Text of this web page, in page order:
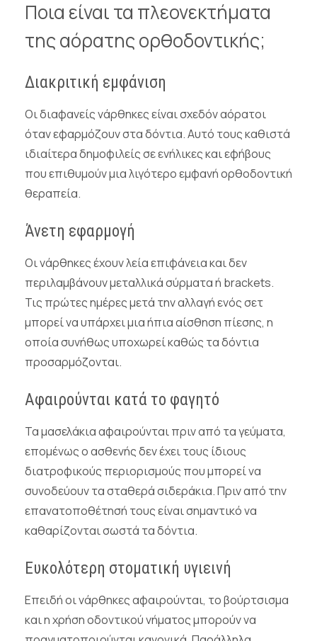
Ποια είναι τα πλεονεκτήματα
της αόρατης ορθοδοντικής;
Διακριτική εμφάνιση
Οι διαφανείς νάρθηκες είναι σχεδόν αόρατοι
όταν εφαρμόζουν στα δόντια. Αυτό τους καθιστά
ιδιαίτερα δημοφιλείς σε ενήλικες και εφήβους
που επιθυμούν μια λιγότερο εμφανή ορθοδοντική
θεραπεία.
Άνετη εφαρμογή
Οι νάρθηκες έχουν λεία επιφάνεια και δεν
περιλαμβάνουν μεταλλικά σύρματα ή brackets.
Τις πρώτες ημέρες μετά την αλλαγή ενός σετ
μπορεί να υπάρχει μια ήπια αίσθηση πίεσης, η
οποία συνήθως υποχωρεί καθώς τα δόντια
προσαρμόζονται.
Αφαιρούνται κατά το φαγητό
Τα μασελάκια αφαιρούνται πριν από τα γεύματα,
επομένως ο ασθενής δεν έχει τους ίδιους
διατροφικούς περιορισμούς που μπορεί να
συνοδεύουν τα σταθερά σιδεράκια. Πριν από την
επανατοποθέτησή τους είναι σημαντικό να
καθαρίζονται σωστά τα δόντια.
Ευκολότερη στοματική υγιεινή
Επειδή οι νάρθηκες αφαιρούνται, το βούρτσισμα
και η χρήση οδοντικού νήματος μπορούν να